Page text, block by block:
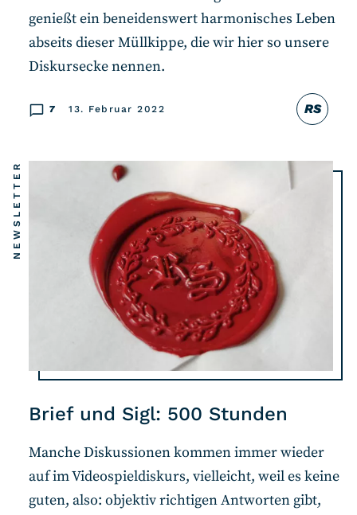
RS
7 13. Februar 2022
genießt ein beneidenswert harmonisches Leben
abseits dieser Müllkippe, die wir hier so unsere
Diskursecke nennen.
Brief und Sigl: 500 Stunden
NEWSLETTER
Manche Diskussionen kommen immer wieder
auf im Videospieldiskurs, vielleicht, weil es keine
guten, also: objektiv richtigen Antworten gibt,